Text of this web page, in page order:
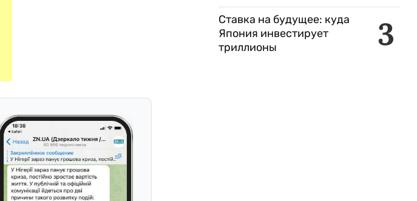
3
Ставка на будущее: куда
Япония инвестирует
триллионы